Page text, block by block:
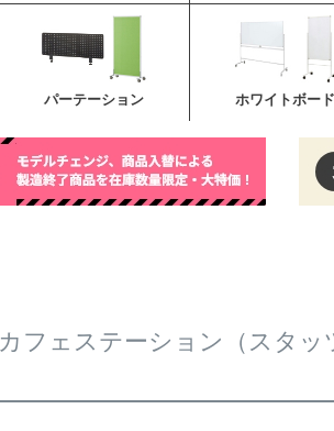
パーテーション ホワイトボード
カフェステーション（スタッ